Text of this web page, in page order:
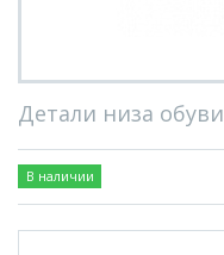
Детали низа обуви
В наличии